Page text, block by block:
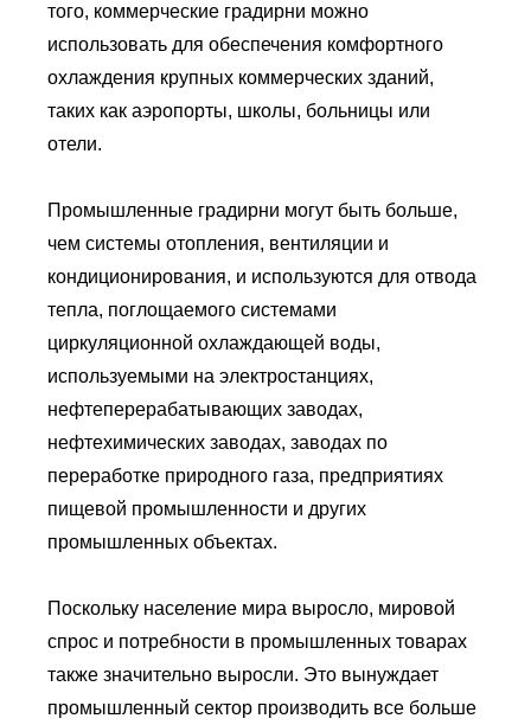
того, коммерческие градирни можно
использовать для обеспечения комфортного
охлаждения крупных коммерческих зданий,
таких как аэропорты, школы, больницы или
отели.
Промышленные градирни могут быть больше,
чем системы отопления, вентиляции и
кондиционирования, и используются для отвода
тепла, поглощаемого системами
циркуляционной охлаждающей воды,
используемыми на электростанциях,
нефтеперерабатывающих заводах,
нефтехимических заводах, заводах по
переработке природного газа, предприятиях
пищевой промышленности и других
промышленных объектах.
Поскольку население мира выросло, мировой
спрос и потребности в промышленных товарах
также значительно выросли. Это вынуждает
промышленный сектор производить все больше